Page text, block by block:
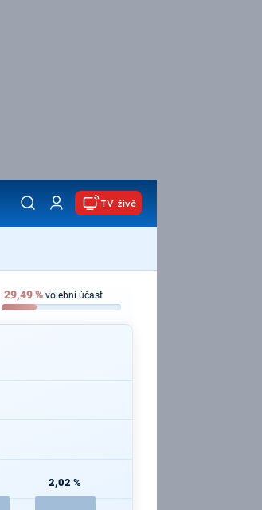
TV živě
29,49% volební účast
2,02 %